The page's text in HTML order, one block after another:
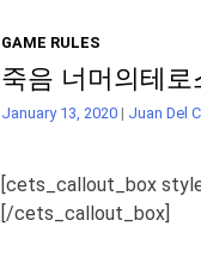
GAME RULES
죽음 너머의테로
January 13, 2020 | Juan Del
[cets_callout_box
[/cets_callout_box]